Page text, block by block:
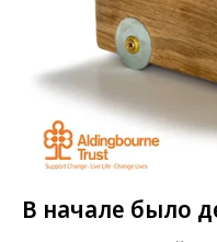
В начале было